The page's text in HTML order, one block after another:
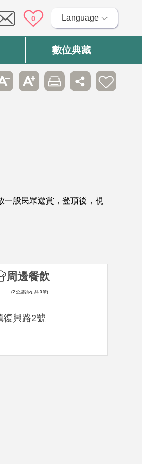
0 Language
數位典藏
一般民眾遊賞，登頂後，視
復興路2號
周邊餐飲
(2 公里以內, 共 0 筆)